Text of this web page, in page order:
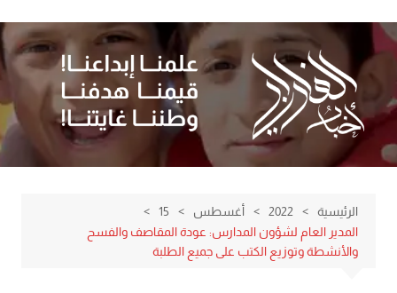
إلى
المحتوى
الرئيسية 2022 أغسطس
15
المدير العام لشؤون المدارس: عودة المقاصف والفسح
والأنشطة وتوزيع الكتب على جميع الطلبة